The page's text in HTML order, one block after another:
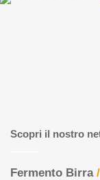
Scopri il nostro
Fermento Birra/